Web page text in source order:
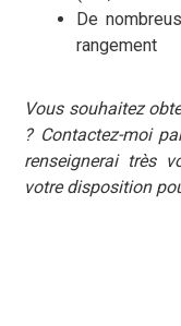
De
rangement
Vous souhaitez
? Contactez-moi
renseignerai très
votre disposition